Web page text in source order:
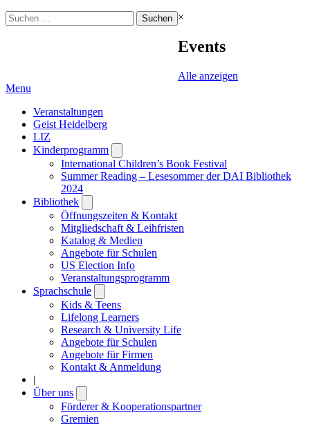
Suchen
nach:
×
Events
Alle anzeigen
Menu
Veranstaltungen
Geist Heidelberg
LIZ
Kinderprogramm
submenu
International Children’s Book Festival
Summer Reading – Lesesommer der DAI Bibliothek
2024
Bibliothek
submenu
Öffnungszeiten & Kontakt
Mitgliedschaft & Leihfristen
Katalog & Medien
Angebote für Schulen
US Election Info
Veranstaltungsprogramm
Sprachschule
submenu
Kids & Teens
Lifelong Learners
Research & University Life
Angebote für Schulen
Angebote für Firmen
Kontakt & Anmeldung
|
Über uns
submenu
Förderer & Kooperationspartner
Gremien